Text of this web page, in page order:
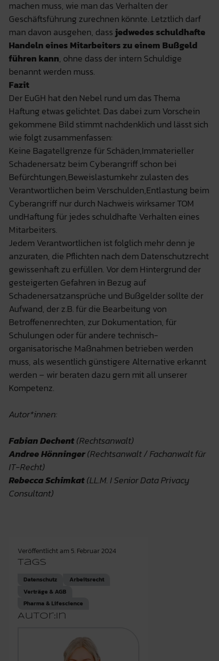
machen muss, wie man das Verhalten der
Geschäftsführung zurechnen könnte. Letztlich darf
man davon ausgehen, dass jedwedes schuldhafte
Handeln eines Mitarbeiters zu einem Bußgeld
führen kann, ohne dass der intern Schuldige
benannt werden muss.
Fazit
Der EuGH hat den Nebel rund um das Thema
Haftung etwas gelichtet. Das dabei zum Vorschein
gekommene Bild stimmt nachdenklich und lässt sich
wie folgt zusammenfassen:
Keine Bagatellgrenze für Schäden,Immaterieller
Schadenersatz beim Cyberangriff schon bei
Befürchtungen,Beweislastumkehr zulasten des
Verantwortlichen beim Verschulden,Entlastung beim
Cyberangriff nur durch Nachweis wirksamer TOM
undHaftung für jedes schuldhafte Verhalten eines
Mitarbeiters.
Jedem Verantwortlichen ist folglich mehr denn je
anzuraten, die Pflichten nach dem Datenschutzrecht
gewissenhaft zu erfüllen. Vor dem Hintergrund der
gesteigerten Gefahren in Bezug auf
Schadenersatzansprüche und Bußgelder sollte der
Aufwand, der z.B. für die Bearbeitung von
Betroffenenrechten, zur Dokumentation, für
Schulungen oder für andere technisch-
organisatorische Maßnahmen betrieben werden
muss, als wesentlich günstigere Alternative erkannt
werden – wir beraten dazu gern mit all unserer
Kompetenz.
Autor*innen:
Fabian Dechent(Rechtsanwalt)
Andree Hönninger(Rechtsanwalt / Fachanwalt für
IT-Recht)
Rebecca Schimkat(LL.M. I Senior Data Privacy
Consultant)
Veröffentlicht am 5. Februar 2024
Tags
Datenschutz
Arbeitsrecht
Verträge & AGB
Pharma & Lifescience
Autor:in